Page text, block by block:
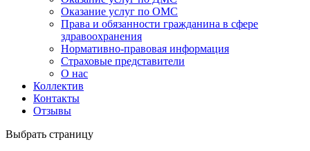
Оказание услуг по ОМС
Права и обязанности гражданина в сфере
здравоохранения
Нормативно-правовая информация
Страховые представители
О нас
Коллектив
Контакты
Отзывы
Выбрать страницу